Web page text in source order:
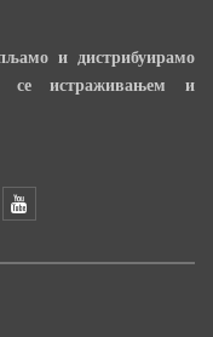
и дистрибуирамо
се истраживањем и